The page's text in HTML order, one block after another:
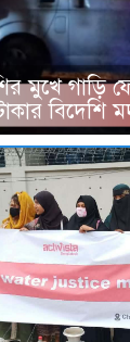
মুখে গাড়ি
বিদেশি